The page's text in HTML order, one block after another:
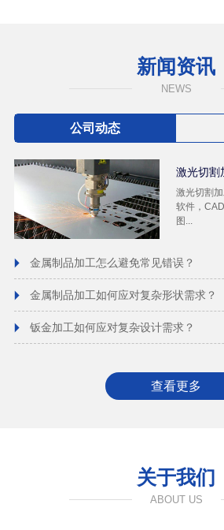
新闻资讯
NEWS
公司动态
激光切割
软件，
图...
金属制品加工怎么避免常见错误？
金属制品加工如何应对复杂形状需求？
钣金加工如何应对复杂设计需求？
查看更多
关于我们
ABOUT US